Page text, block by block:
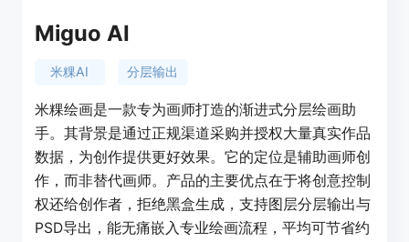
Miguo AI
米粿AI 分层输出
米粿绘画是一款专为画师打造的渐进式分层绘画助
手。其背景是通过正规渠道采购并授权大量真实作品
数据，为创作提供更好效果。它的定位是辅助画师创
作，而非替代画师。产品的主要优点在于将创意控制
权还给创作者，拒绝黑盒生成，支持图层分层输出与
PSD导出，能无痛嵌入专业绘画流程，平均可节省约